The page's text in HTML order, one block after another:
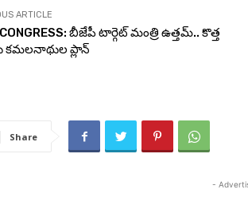
ARTICLE
బీజేపీ టార్గెట్ మంత్రి ఉత్తమ్.. కొత్త
కమలనాథుల ప్లాన్
Share
-